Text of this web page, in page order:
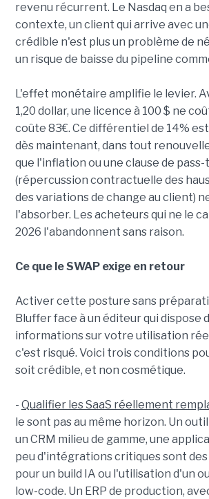
revenu récurrent. Le Nasdaq en a
contexte, un client qui arrive avec
crédible n'est plus un problème de
un risque de baisse du pipeline
L'effet monétaire amplifie le levier.
1,20 dollar, une licence à 100 $ ne
coûte 83€. Ce différentiel de 14%
dès maintenant, dans tout
que l'inflation ou une clause de
(répercussion contractuelle des
des variations de change au client)
l'absorber. Les acheteurs qui ne le
2026 l'abandonnent sans raison.
Ce que le SWAP exige en retour
Activer cette posture sans
Bluffer face à un éditeur qui dispose
informations sur votre utilisation
c'est risqué. Voici trois conditions
soit crédible, et non cosmétique.
- Qualifier les SaaS réellement
le sont pas au même horizon. Un
un CRM milieu de gamme, une
peu d'intégrations critiques sont
pour un build IA ou l'utilisation d'un
low-code. Un ERP de production,